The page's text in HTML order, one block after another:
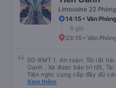
Limousine 22
14:15 • Văn
9 giờ
23:15 • Văn
SG-BMT 1. An toàn: Tôi rất hài lòng về chất lượng của xe khách của Tiến
Oanh . Xe được bảo trì tốt, Tài
Tiện nghi: cung cấp đầy đủ
mẻ, wifi tốc độ cao và cổng sạc điện thoại di
Xem thêm